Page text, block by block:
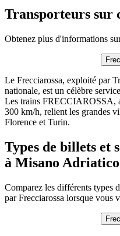
Transporteurs sur
Obtenez plus d'informations
Le Frecciarossa, exploité par
nationale, est un célèbre
Les trains FRECCIAROSSA,
300 km/h, relient les grandes
Florence et Turin.
Types de billets et
à Misano Adriatico
Comparez les différents types
par Frecciarossa lorsque vous